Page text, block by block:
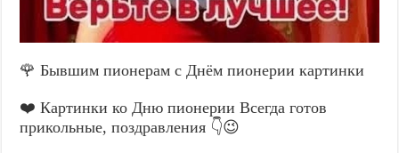
🌹 Бывшим пионерам с Днём пионерии картинки
❤️ Картинки ко Дню пионерии Всегда готов
прикольные, поздравления 👇😉